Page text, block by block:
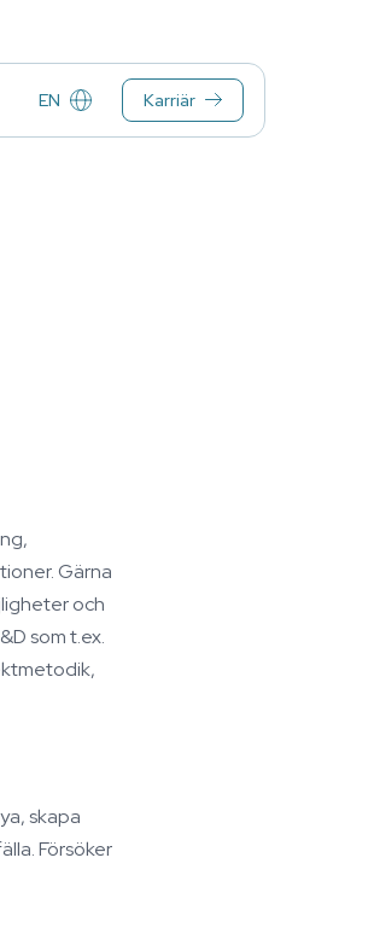
EN Karriär
Gärna
och
som t.ex.
skapa
Försöker